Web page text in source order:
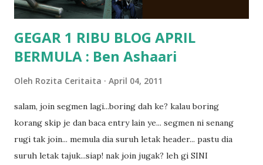
GEGAR 1 RIBU BLOG APRIL
BERMULA : Ben Ashaari
Oleh Rozita Ceritaita April 04, 2011
salam, join segmen lagi...boring dah ke? kalau boring
korang skip je dan baca entry lain ye... segmen ni senang
rugi tak join... memula dia suruh letak header... pastu dia
suruh letak tajuk...siap! nak join jugak? leh gi SINI